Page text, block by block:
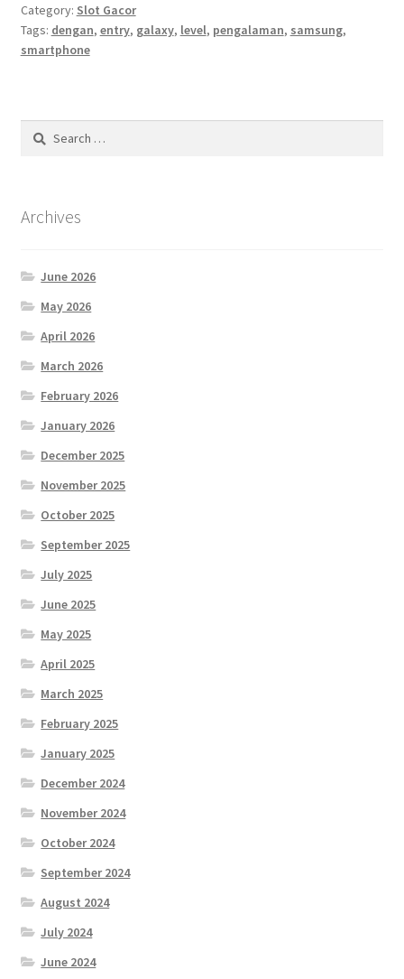
Category: Slot Gacor
Tags: dengan, entry, galaxy, level, pengalaman, samsung,
smartphone
Search
Archives
June 2026
May 2026
April 2026
March 2026
February 2026
January 2026
December 2025
November 2025
October 2025
September 2025
July 2025
June 2025
May 2025
April 2025
March 2025
February 2025
January 2025
December 2024
November 2024
October 2024
September 2024
August 2024
July 2024
June 2024